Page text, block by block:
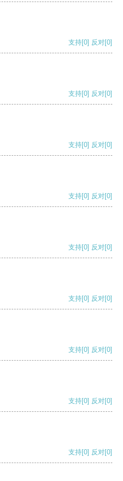
支持[0] 反对[0]
支持[0] 反对[0]
支持[0] 反对[0]
支持[0] 反对[0]
支持[0] 反对[0]
支持[0] 反对[0]
支持[0] 反对[0]
支持[0] 反对[0]
支持[0] 反对[0]